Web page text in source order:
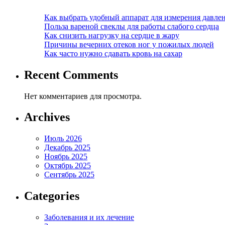
Как выбрать удобный аппарат для измерения
Польза вареной свеклы для работы слабого сердца
Как снизить нагрузку на сердце в жару
Причины вечерних отеков ног у пожилых людей
Как часто нужно сдавать кровь на сахар
Recent Comments
Нет комментариев для просмотра.
Archives
Июль 2026
Декабрь 2025
Ноябрь 2025
Октябрь 2025
Сентябрь 2025
Categories
Заболевания и их лечение